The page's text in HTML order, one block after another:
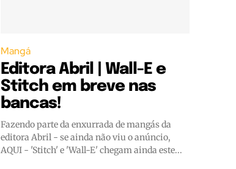
Mangá
Editora Abril | Wall-E e
Stitch em breve nas
bancas!
Fazendo parte da enxurrada de mangás da
editora Abril - se ainda não viu o anúncio,
AQUI - 'Stitch' e 'Wall-E' chegam ainda este...